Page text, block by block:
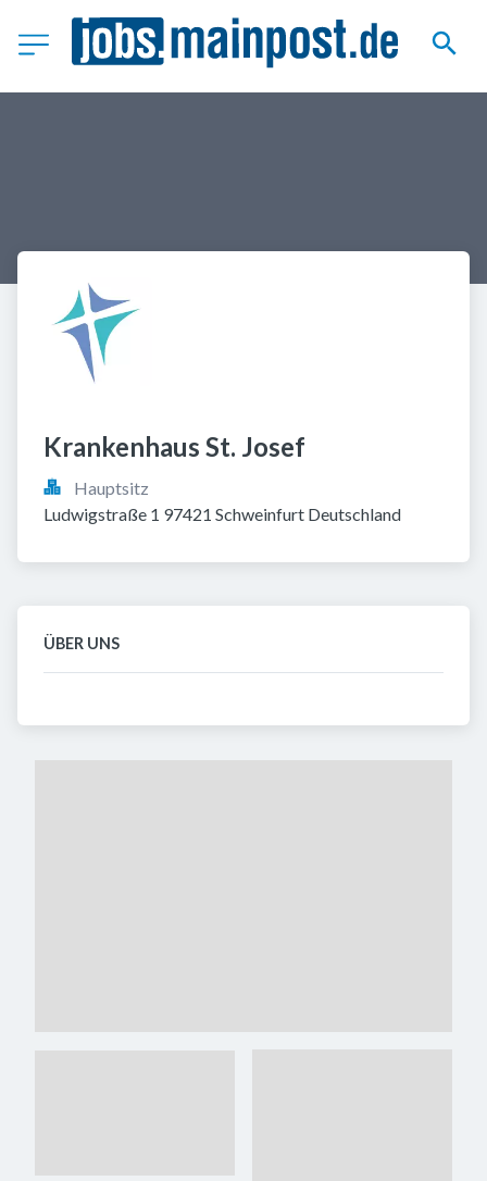
Krankenhaus St. Josef
Hauptsitz
Ludwigstraße 1 97421 Schweinfurt Deutschland
ÜBER UNS